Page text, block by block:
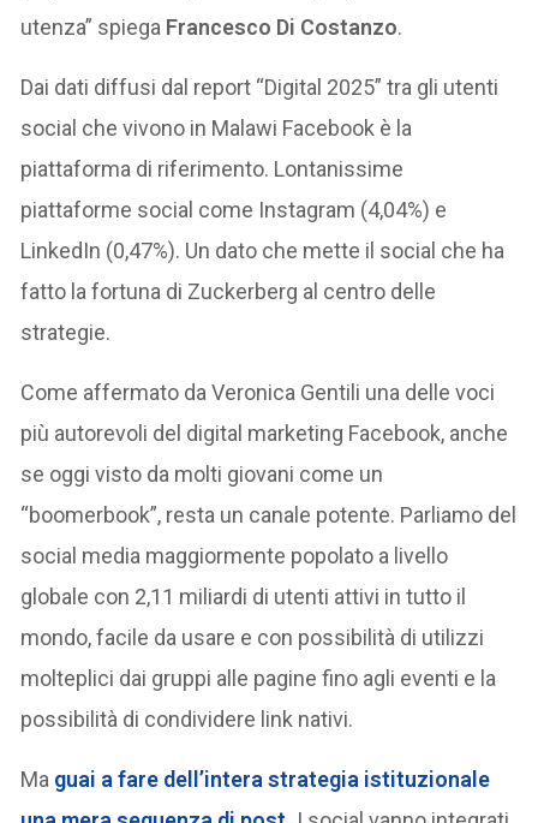
utenza” spiega Francesco Di Costanzo.
Dai dati diffusi dal report “Digital 2025” tra gli utenti
social che vivono in Malawi Facebook è la
piattaforma di riferimento. Lontanissime
piattaforme social come Instagram (4,04%) e
LinkedIn (0,47%). Un dato che mette il social che ha
fatto la fortuna di Zuckerberg al centro delle
strategie.
Come affermato da Veronica Gentili una delle voci
più autorevoli del digital marketing Facebook, anche
se oggi visto da molti giovani come un
“boomerbook”, resta un canale potente. Parliamo del
social media maggiormente popolato a livello
globale con 2,11 miliardi di utenti attivi in tutto il
mondo, facile da usare e con possibilità di utilizzi
molteplici dai gruppi alle pagine fino agli eventi e la
possibilità di condividere link nativi.
Ma guai a fare dell’intera strategia istituzionale